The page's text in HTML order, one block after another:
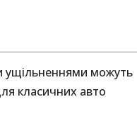
ущільненнями можуть
класичних авто